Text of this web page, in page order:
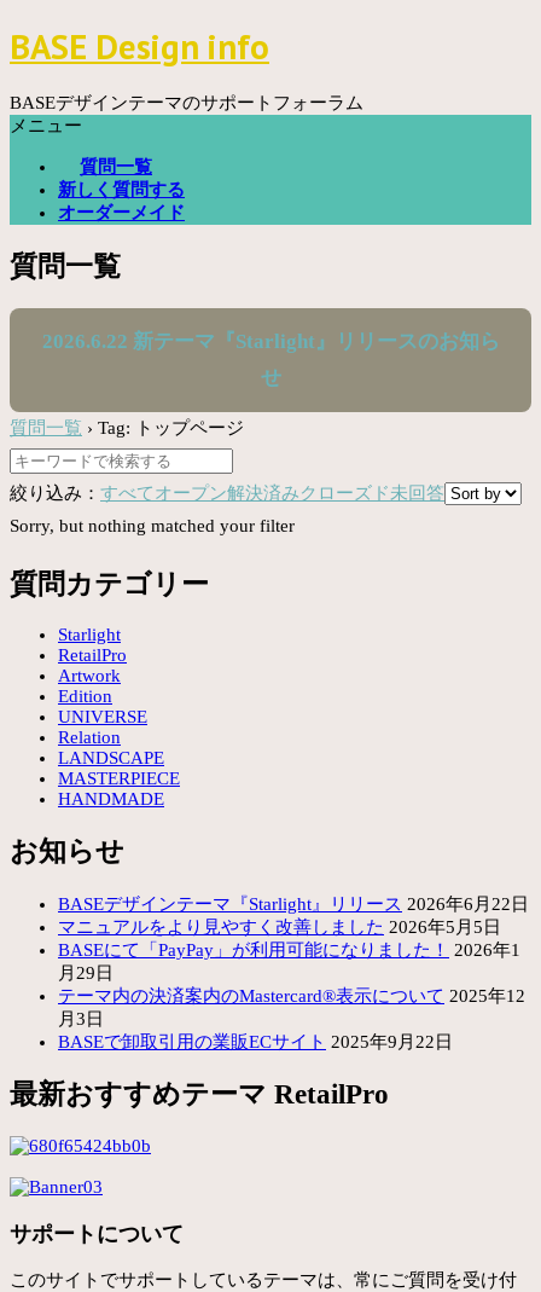
コ
ン
ン
ツ
BASE Design info
BASEデザインテーマのサポートフォーラム
メニュー
質問一覧
新しく質問する
オーダーメイド
質問一覧
2026.6.22 新テーマ『Starlight』リリースのお知ら
せ
質問一覧 › Tag: トップページ
絞り込み： すべてオープン解決済みクローズド未回答
Sorry, but nothing matched your filter
質問カテゴリー
Starlight
RetailPro
Artwork
Edition
UNIVERSE
Relation
LANDSCAPE
MASTERPIECE
HANDMADE
お知らせ
BASEデザインテーマ『Starlight』リリース 2026年6月22日
マニュアルをより見やすく改善しました 2026年5月5日
BASEにて「PayPay」が利用可能になりました！
2026年1
月29日
テーマ内の決済案内のMastercard®表示について 2025年12
月3日
BASEで卸取引用の業販ECサイト 2025年9月22日
最新おすすめテーマ RetailPro
サポートについて
このサイトでサポートしているテーマは、常にご質問を受け付